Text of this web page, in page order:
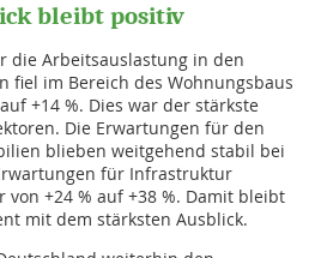
bleibt positiv
die Arbeitsauslastung in den
fiel im Bereich des Wohnungsbaus
+14 %. Dies war der stärkste
Die Erwartungen für den
blieben weitgehend stabil bei
für Infrastruktur
+24 % auf +38 %. Damit bleibt
mit dem stärksten Ausblick.